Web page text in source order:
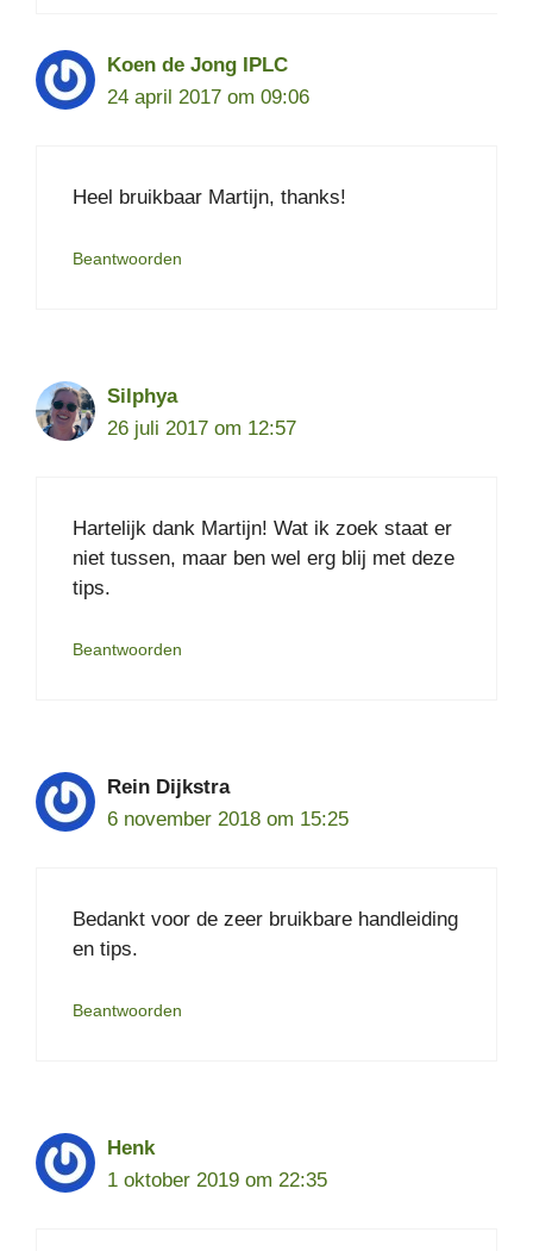
Koen de Jong IPLC
24 april 2017 om 09:06
Heel bruikbaar Martijn, thanks!
Beantwoorden
Silphya
26 juli 2017 om 12:57
Hartelijk dank Martijn! Wat ik zoek staat er
niet tussen, maar ben wel erg blij met deze
tips.
Beantwoorden
Rein Dijkstra
6 november 2018 om 15:25
Bedankt voor de zeer bruikbare handleiding
en tips.
Beantwoorden
Henk
1 oktober 2019 om 22:35